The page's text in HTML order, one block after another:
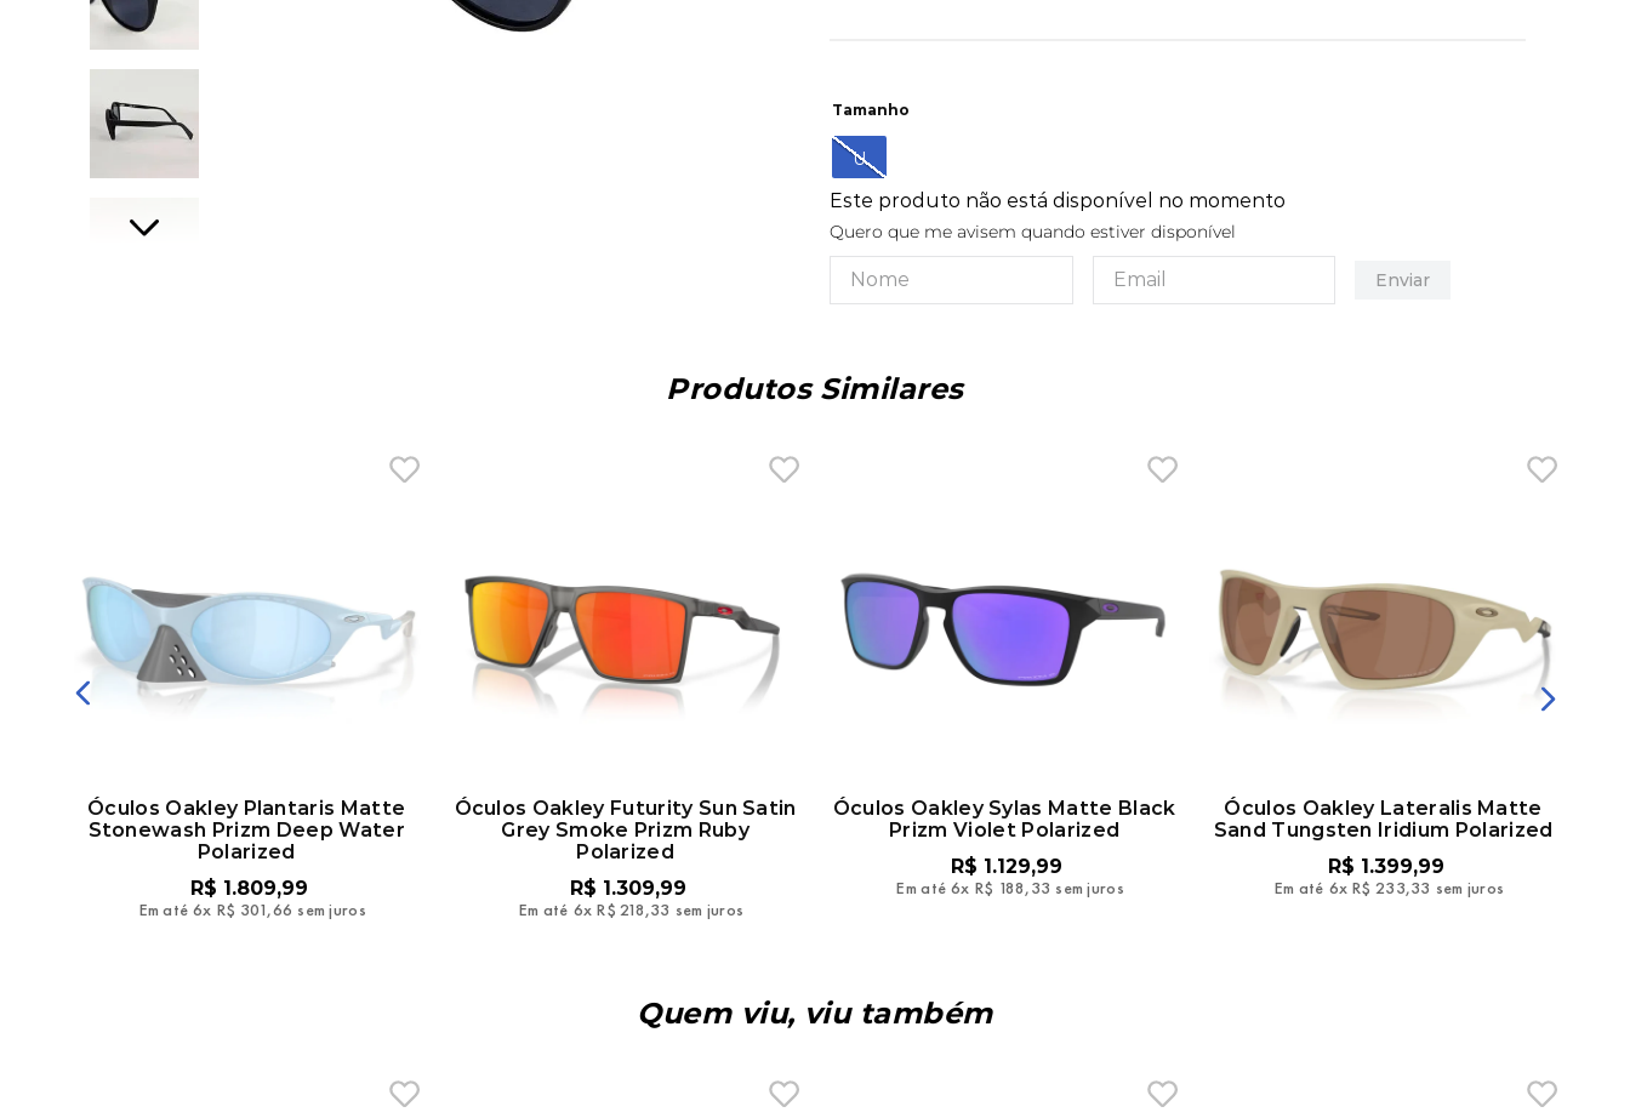
Tamanho
U
Este produto não está disponível no momento
Quero que me avisem quando estiver disponível
Enviar
Produtos Similares
Óculos Oakley Plantaris Matte
Stonewash Prizm Deep Water
Polarized
R$ 1 .809,99
Em até 6x R$ 301,66 sem juros
Óculos Oakley Futurity Sun Satin
Grey Smoke Prizm Ruby
Polarized
R$ 1 .309,99
Em até 6x R$ 218,33 sem juros
Óculos Oakley Sylas Matte Black
Prizm Violet Polarized
R$ 1 .129,99
Em até 6x R$ 188,33 sem juros
Óculos Oakley Lateralis Matte
Sand Tungsten Iridium Polarized
R$ 1 .399,99
Em até 6x R$ 233,33 sem juros
Quem viu, viu também